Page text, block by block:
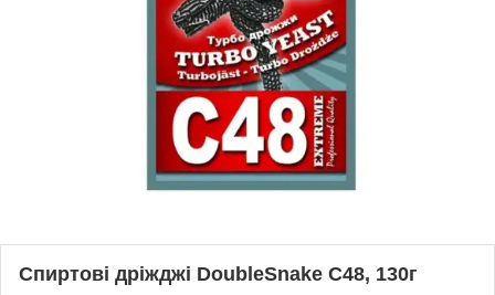
Спиртові дріжджі DoubleSnake C48, 130г